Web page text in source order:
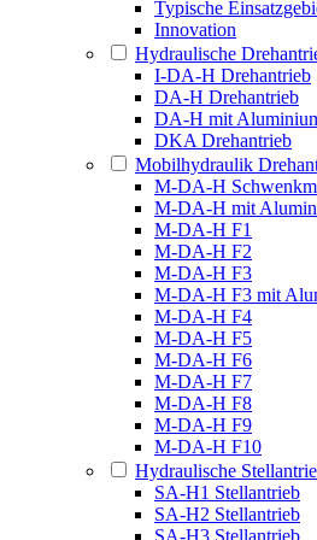
Typische
Innovation
Hydraulische
I-DA-H Drehantrieb
DA-H Drehantrieb
DA-H mit
DKA Drehantrieb
Mobilhydraulik
M-DA-H
M-DA-H mit
M-DA-H F1
M-DA-H F2
M-DA-H F3
M-DA-H F3 mit
M-DA-H F4
M-DA-H F5
M-DA-H F6
M-DA-H F7
M-DA-H F8
M-DA-H F9
M-DA-H F10
Hydraulische
SA-H1 Stellantrieb
SA-H2 Stellantrieb
SA-H3 Stellantrieb